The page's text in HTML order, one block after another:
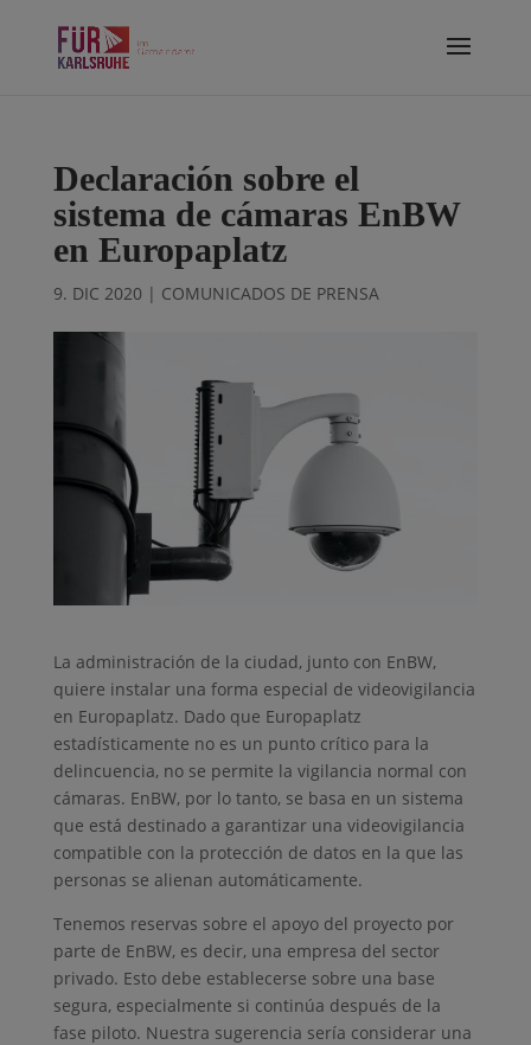
Declaración sobre el
sistema de cámaras EnBW
en Europaplatz
9. DIC 2020 | COMUNICADOS DE PRENSA
La administración de la ciudad, junto con EnBW,
quiere instalar una forma especial de videovigilancia
en Europaplatz. Dado que Europaplatz
estadísticamente no es un punto crítico para la
delincuencia, no se permite la vigilancia normal con
cámaras. EnBW, por lo tanto, se basa en un sistema
que está destinado a garantizar una videovigilancia
compatible con la protección de datos en la que las
personas se alienan automáticamente.
Tenemos reservas sobre el apoyo del proyecto por
parte de EnBW, es decir, una empresa del sector
privado. Esto debe establecerse sobre una base
segura, especialmente si continúa después de la
fase piloto. Nuestra sugerencia sería considerar una